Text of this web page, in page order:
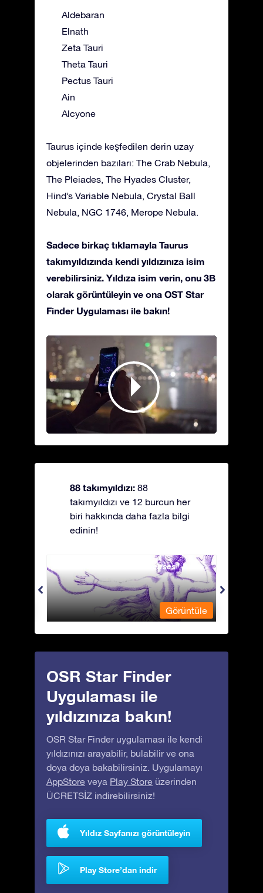
Aldebaran
Elnath
Zeta Tauri
Theta Tauri
Pectus Tauri
Ain
Alcyone
Taurus içinde keşfedilen derin uzay
objelerinden bazıları: The Crab Nebula,
The Pleiades, The Hyades Cluster,
Hind’s Variable Nebula, Crystal Ball
Nebula, NGC 1746, Merope Nebula.
Sadece birkaç tıklamayla Taurus
takımyıldızında kendi yıldızınıza isim
verebilirsiniz. Yıldıza isim verin, onu 3B
olarak görüntüleyin ve ona OST Star
Finder Uygulaması ile bakın!
88 takımyıldızı: 88
takımyıldızı ve 12 burcun her
biri hakkında daha fazla bilgi
edinin!
Andromeda - Zincirli Prenses
Görüntüle
OSR Star Finder
Uygulaması ile
yıldızınıza bakın!
OSR Star Finder uygulaması ile kendi
yıldızınızı arayabilir, bulabilir ve ona
doya doya bakabilirsiniz. Uygulamayı
AppStore veya Play Store üzerinden
ÜCRETSİZ indirebilirsiniz!
Yıldız Sayfanızı görüntüleyin
Play Store’dan indir